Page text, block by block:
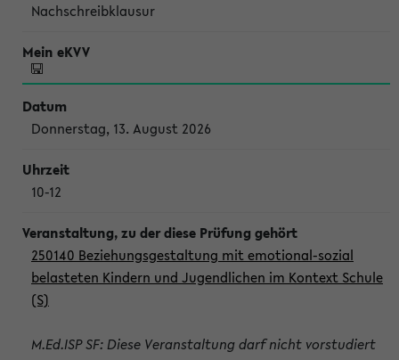
Nachschreibklausur
Donnerstag, 13. August 2026
10-12
250140 Beziehungsgestaltung mit emotional-sozial
belasteten Kindern und Jugendlichen im Kontext Schule
(S)
M.Ed.ISP SF: Diese Veranstaltung darf nicht vorstudiert